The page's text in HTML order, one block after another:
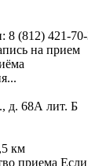
8 (812) 421-
на прием
д. 68А лит. Б
км
приема